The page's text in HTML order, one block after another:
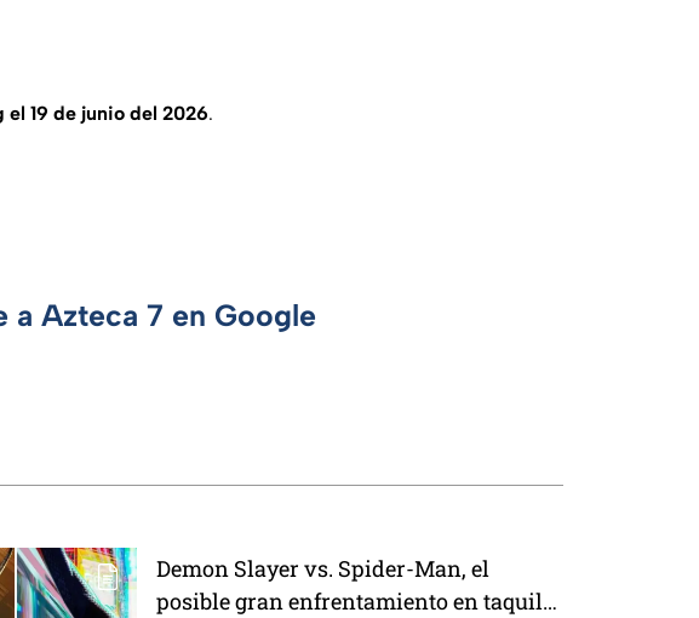
el 19 de junio del 2026.
a Azteca 7 en Google
Demon Slayer vs. Spider-Man, el
posible gran enfrentamiento en taquilla